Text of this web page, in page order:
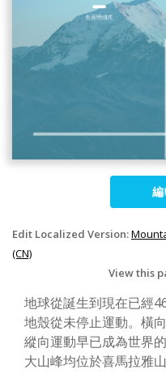
Edit Localized Version:
(CN)
View this
地球從誕生到現在已經
地殼從未停止運動。橫
縱向運動早已成為世界
大山峰均位於喜馬拉雅山